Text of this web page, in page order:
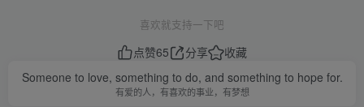
喜欢就支持一下吧
点赞65 分享
收藏
Someone to love, something to do, and something to hope for.
有爱的人，有喜欢的事业，有梦想